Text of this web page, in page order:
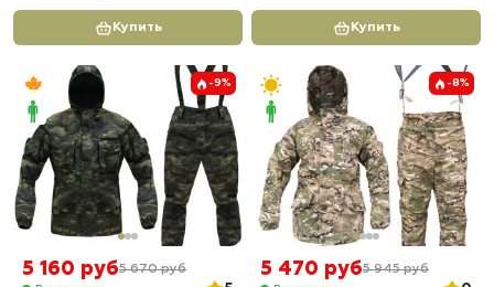
Купить Купить
-9%
5 160 руб5 670 руб
-8%
5 470 руб5 945 руб